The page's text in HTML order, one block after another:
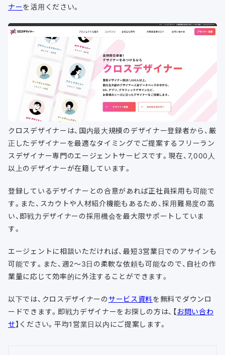
ナーを活用ください。
クロスデザイナーは、国内最大規模のデザイナー登録者から、厳
正したデザイナーを最適なタイミングでご提案するフリーラン
スデザイナー専門のエージェントサービスです。現在、7,000人
以上のデザイナーが在籍しています。
登録しているデザイナーとの合意があれば正社員採用も可能で
す。また、スカウトや人材紹介機能もあるため、採用難易度の高
い、即戦力デザイナーの採用機会を最大限サポートしていま
す。
エージェントに相談いただければ、最短3営業日でのアサインも
可能です。また、週2〜3日の柔軟な依頼も可能なので、自社の作
業量に応じて効率的に外注することができます。
以下では、クロスデザイナーのサービス資料を無料でダウンロ
ードできます。即戦力デザイナーをお探しの方は、【お問い合わ
せ】ください。平均1営業日以内にご提案します。